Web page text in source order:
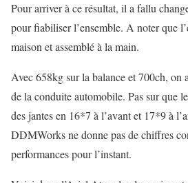
Pour arriver à ce résultat, il a fallu
pour fiabiliser l’ensemble. A noter que
maison et assemblé à la main.
Avec 658kg sur la balance et 700ch, on
de la conduite automobile. Pas sur que
des jantes en 16*7 à l’avant et 17*9 à
DDMWorks ne donne pas de chiffres
performances pour l’instant.